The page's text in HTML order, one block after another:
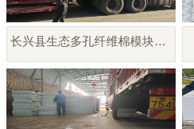
长兴县生态多孔纤维棉模块厂家